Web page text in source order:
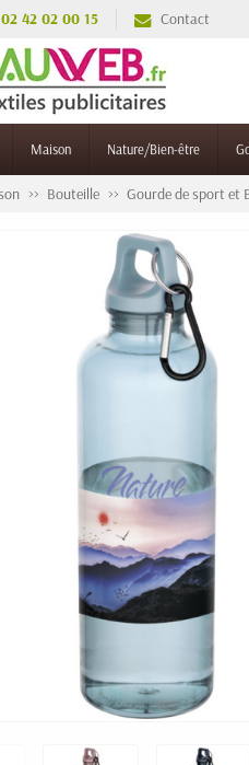
02 42 02 00 15 Contact
Maison Nature/Bien-être
Bouteille Gourde de sport et